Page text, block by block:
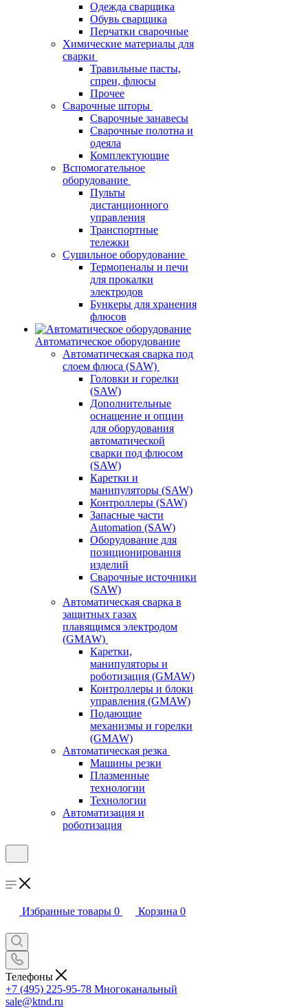
Одежда сварщика
Обувь сварщика
Перчатки сварочные
Химические материалы для
сварки
Травильные пасты,
спреи, флюсы
Прочее
Сварочные шторы
Сварочные занавесы
Сварочные полотна и
одеяла
Комплектующие
Вспомогательное
оборудование
Пульты
дистанционного
управления
Транспортные
тележки
Сушильное оборудование
Термопеналы и печи
для прокалки
электродов
Бункеры для хранения
флюсов
Автоматическое оборудование
Автоматическая сварка под
слоем флюса (SAW)
Головки и горелки
(SAW)
Дополнительные
оснащение и опции
для оборудования
автоматической
сварки под флюсом
(SAW)
Каретки и
манипуляторы (SAW)
Контроллеры (SAW)
Запасные части
Automation (SAW)
Оборудование для
позиционирования
изделий
Сварочные источники
(SAW)
Автоматическая сварка в
защитных газах
плавящимся электродом
(GMAW)
Каретки,
манипуляторы и
роботизация (GMAW)
Контроллеры и блоки
управления (GMAW)
Подающие
механизмы и горелки
(GMAW)
Автоматическая резка
Машины резки
Плазменные
технологии
Технологии
Автоматизация и
роботизация
Избранные товары 0 Корзина 0
Телефоны
+7 (495) 225-95-78 Многоканальный
sale@ktnd.ru